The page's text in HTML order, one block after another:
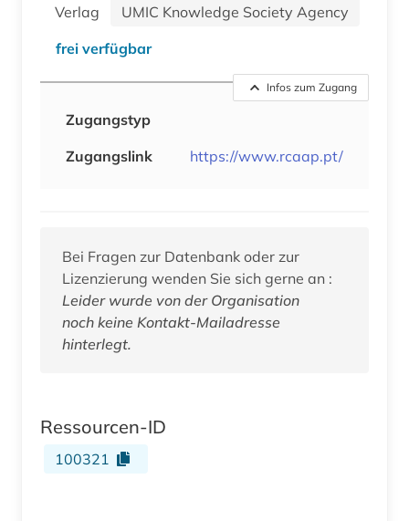
Verlag
UMIC Knowledge Society Agency
frei verfügbar
Infos zum Zugang
Zugangstyp
Zugangslink
https://www.rcaap.pt/
Bei Fragen zur Datenbank oder zur
Lizenzierung wenden Sie sich gerne an :
Leider wurde von der Organisation
noch keine Kontakt-Mailadresse
hinterlegt.
Ressourcen-ID
100321